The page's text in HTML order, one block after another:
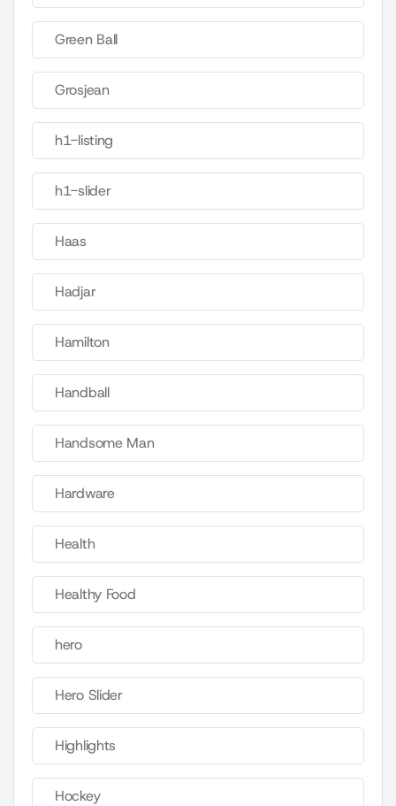
Green Ball
Grosjean
h1-listing
h1-slider
Haas
Hadjar
Hamilton
Handball
Handsome Man
Hardware
Health
Healthy Food
hero
Hero Slider
Highlights
Hockey